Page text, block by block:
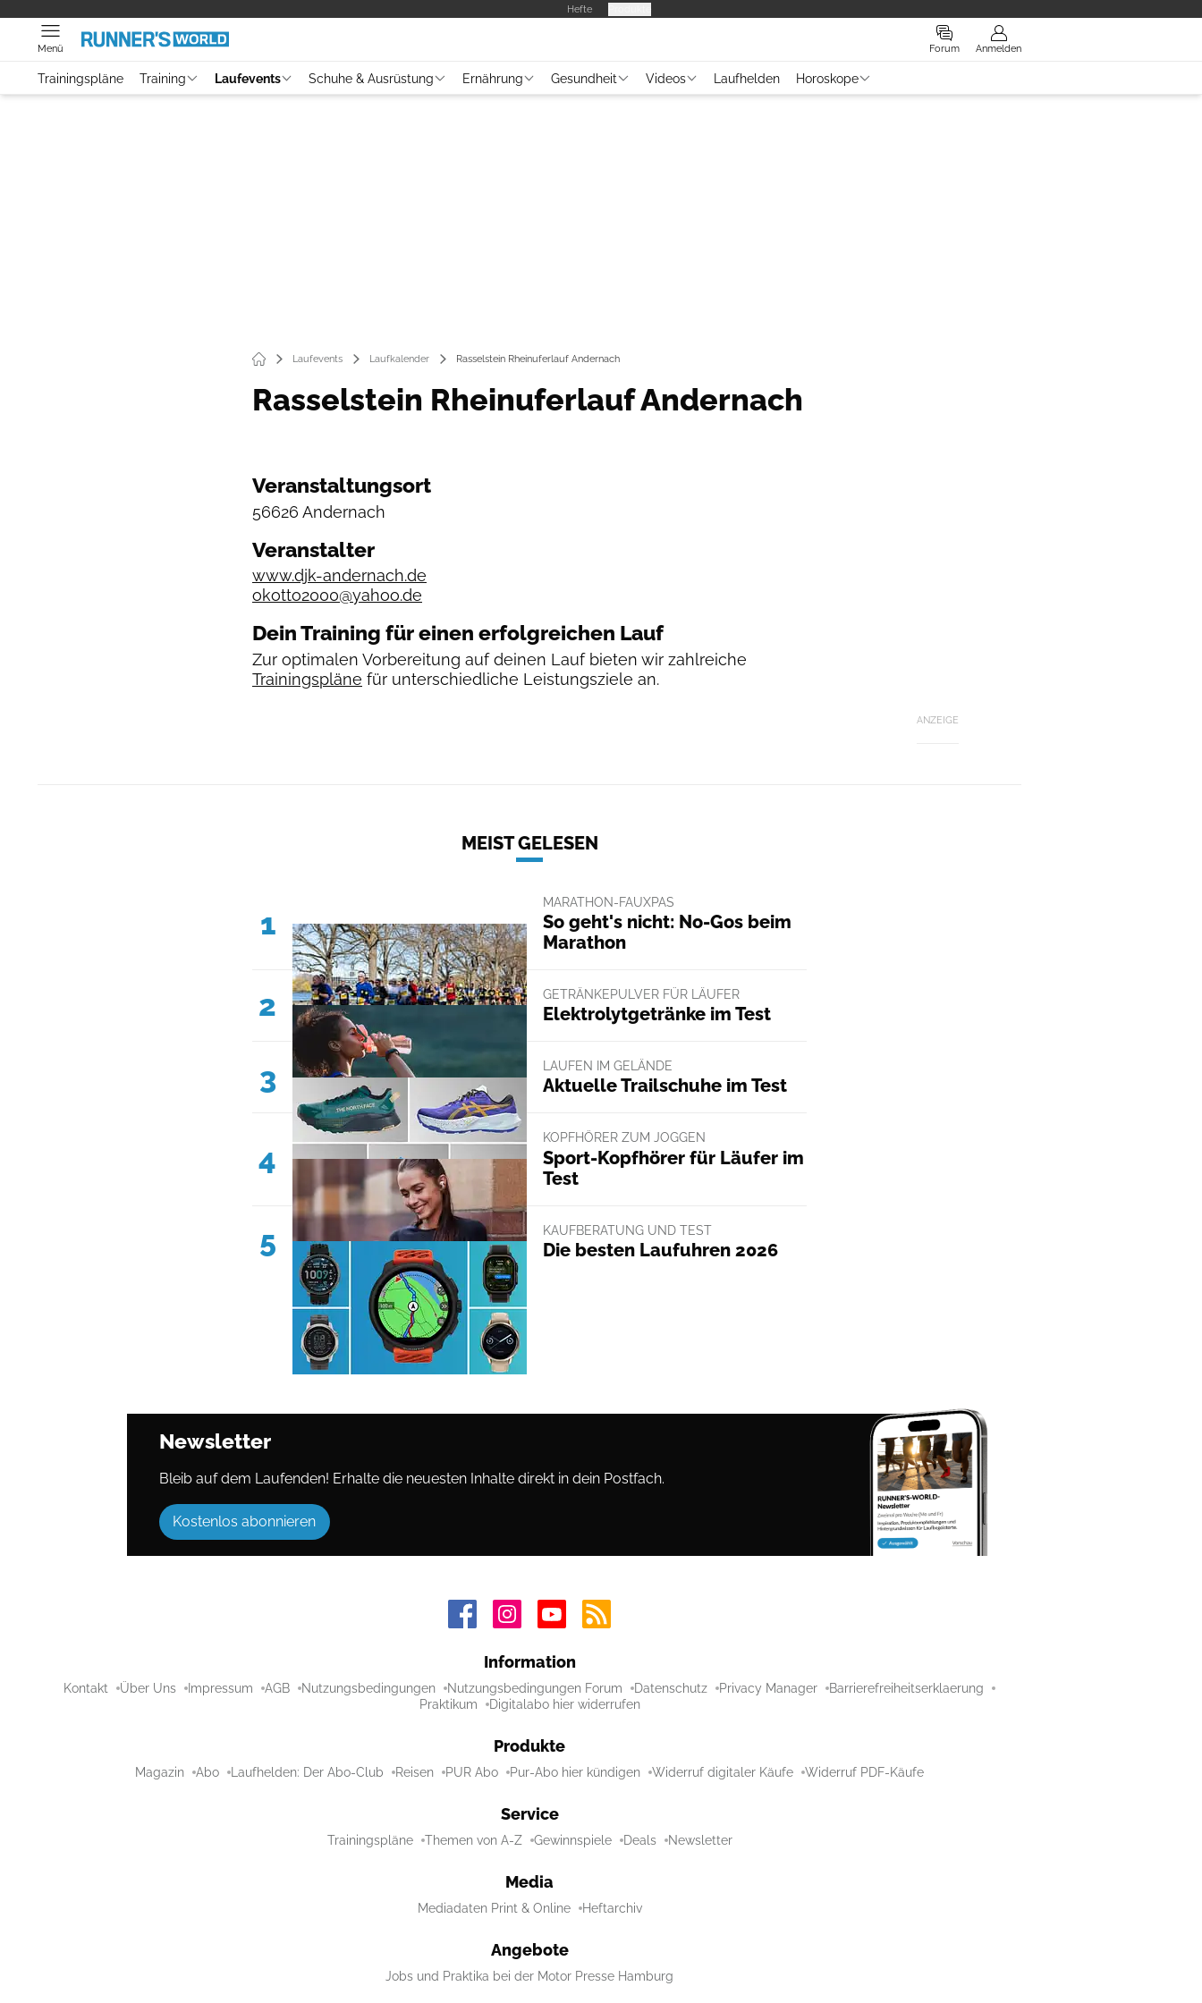
Hefte
Forum Anmelden
Menü
Trainingspläne Training Laufevents Schuhe & Ausrüstung Ernährung Gesundheit Videos Laufhelden Horoskope
Laufevents Laufkalender Rasselstein Rheinuferlauf Andernach
Rasselstein Rheinuferlauf Andernach
Veranstaltungsort
56626 Andernach
Veranstalter
www.djk-andernach.de
okotto2000@yahoo.de
Dein Training für einen erfolgreichen Lauf
Zur optimalen Vorbereitung auf deinen Lauf bieten wir zahlreiche
Trainingspläne für unterschiedliche Leistungsziele an.
ANZEIGE
MEIST GELESEN
1
MARATHON-FAUXPAS
So geht's nicht: No-Gos beim
Marathon
2 GETRÄNKEPULVER FÜR LÄUFER
Elektrolytgetränke im Test
3 LAUFEN IM GELÄNDE
Aktuelle Trailschuhe im Test
4
KOPFHÖRER ZUM JOGGEN
Sport-Kopfhörer für Läufer im
Test
5 KAUFBERATUNG UND TEST
Die besten Laufuhren 2026
Newsletter
Bleib auf dem Laufenden! Erhalte die neuesten Inhalte direkt in dein Postfach.
Kostenlos abonnieren
Information
Kontakt Über Uns Impressum AGB Nutzungsbedingungen Nutzungsbedingungen Forum Datenschutz Privacy Manager
Barrierefreiheitserklaerung
Praktikum
Digitalabo hier widerrufen
Produkte
Magazin Abo Laufhelden: Der Abo-Club Reisen PUR Abo Pur-Abo hier kündigen Widerruf digitaler Käufe Widerruf PDF-Käufe
Service
Trainingspläne Themen von A-Z Gewinnspiele Deals Newsletter
Media
Mediadaten Print & Online Heftarchiv
Angebote
Jobs und Praktika bei der Motor Presse Hamburg